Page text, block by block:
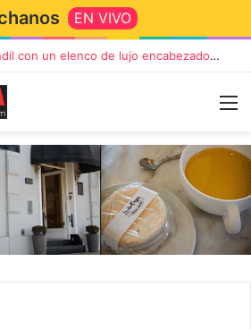
EN VIVO
“TIRRIA” llega a Tandil con un elenco de lujo encabezado por Capusotto, Spregelburd y Stefani